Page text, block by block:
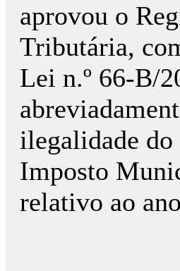
aprovou o
Tributária,
Lei n.º 66-B/
ilegalidade
Imposto
relativo ao